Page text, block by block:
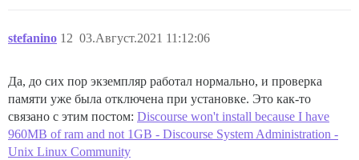
stefanino 03.Август.2021 11:12:06
12
Да, до сих пор экземпляр работал нормально, и проверка
памяти уже была отключена при установке. Это как-то
связано с этим постом: Discourse won't install because I have
960MB of ram and not 1GB - Discourse System Administration -
Unix Linux Community